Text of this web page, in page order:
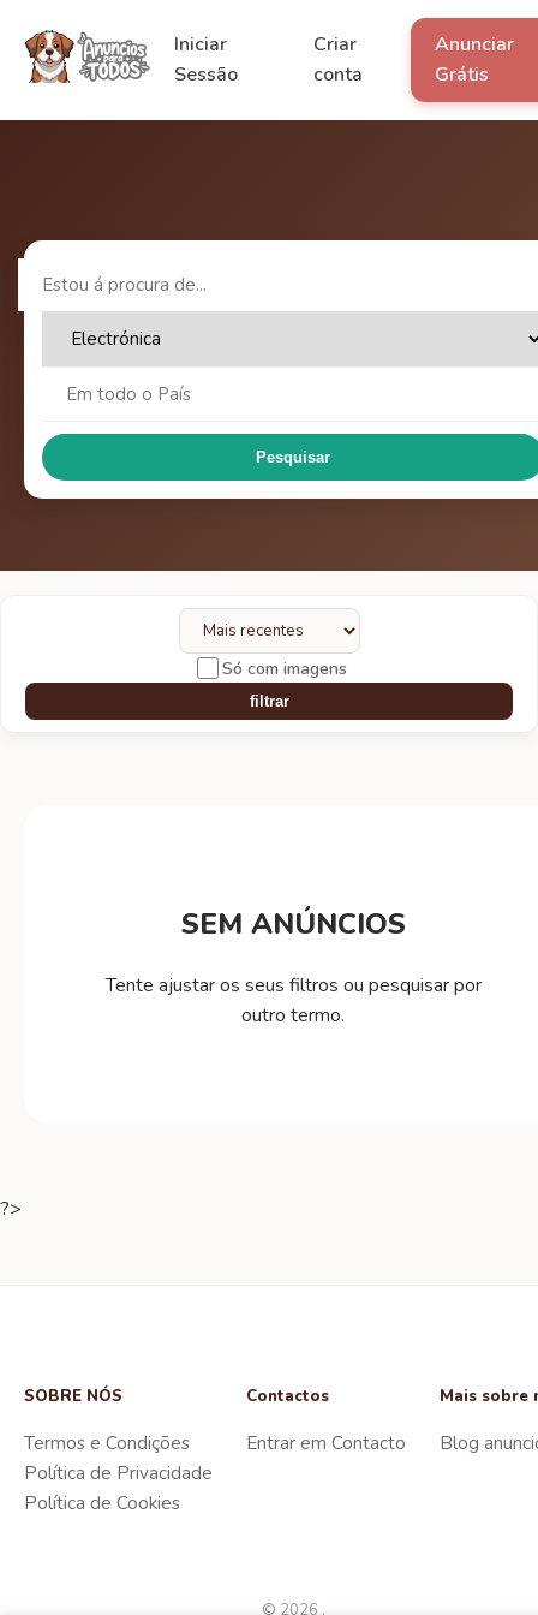
Iniciar
Sessão
Criar
conta
Anunciar
Grátis
Pesquisar
Só com imagens
filtrar
SEM ANÚNCIOS
Tente ajustar os seus filtros ou pesquisar por
outro termo.
?>
SOBRE NÓS
Termos e Condições
Política de Privacidade
Política de Cookies
Contactos
Entrar em Contacto
Mais sobre
Blog
© 2026 .